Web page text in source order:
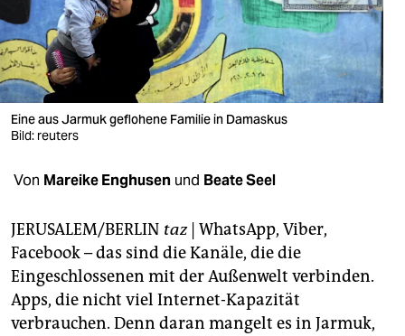
wahrheit
verlag
verlag
veranstaltungen
shop
unterstützen
abo
genossenschaft
Eine aus Jarmuk geflohene Familie in Damaskus
Bild: reuters
Von Mareike Enghusen und Beate Seel
JERUSALEM/BERLIN taz WhatsApp, Viber,
Facebook – das sind die Kanäle, die die
Eingeschlossenen mit der Außenwelt verbinden.
Apps, die nicht viel Internet-Kapazität
verbrauchen. Denn daran mangelt es in Jarmuk,